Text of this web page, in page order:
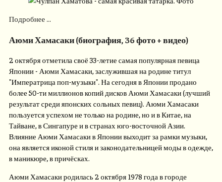
Подробнее ...
Аюми Хамасаки (биография, 36 фото + видео)
2 октября отметила своё 33-летие самая популярная певица
Японии - Аюми Хамасаки, заслужившая на родине титул
"Императрица поп-музыки". На сегодня в Японии продано
более 50-ти миллионов копий дисков Аюми Хамасаки (лучший
результат среди японских сольных певиц). Аюми Хамасаки
пользуется успехом не только на родине, но и в Китае, на
Тайване, в Сингапуре и в странах юго-восточной Азии.
Влияние Аюми Хамасаки в Японии выходит за рамки музыки,
она является иконой стиля и законодательницей моды в одежде,
в маникюре, в причёсках.
Аюми Хамасаки родилась 2 октября 1978 года в городе